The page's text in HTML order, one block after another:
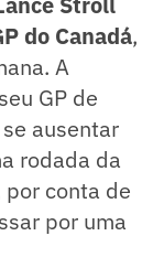
do Canadá,
A
GP de
ausentar
rodada da
por conta de
por uma